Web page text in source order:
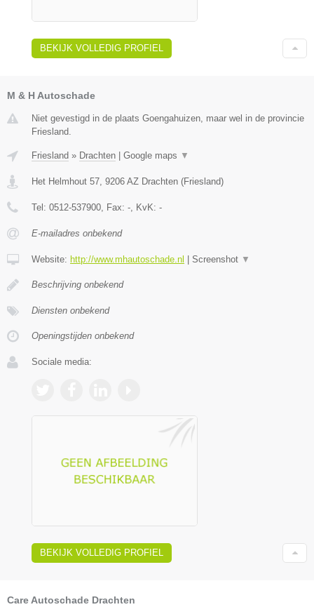
BEKIJK VOLLEDIG PROFIEL
M & H Autoschade
Niet gevestigd in de plaats Goengahuizen, maar wel in de provincie
Friesland.
Friesland » Drachten | Google maps ▼
Het Helmhout 57 9206 AZ Drachten (Friesland)
Tel: 0512-537900 , Fax: - , KvK: -
E-mailadres onbekend
Website: http://www.mhautoschade.nl | Screenshot ▼
Beschrijving onbekend
Diensten onbekend
Openingstijden onbekend
Sociale media:
BEKIJK VOLLEDIG PROFIEL
Care Autoschade Drachten